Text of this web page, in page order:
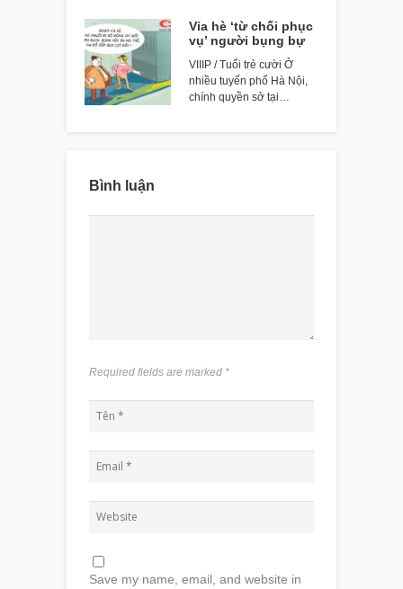
Vỉa hè ‘từ chối phục
vụ’ người bụng bự
VIIIP / Tuổi trẻ cười Ở
nhiều tuyến phố Hà Nội,
chính quyền sở tại…
Bình luận
Required fields are marked *
Save my name, email, and website in